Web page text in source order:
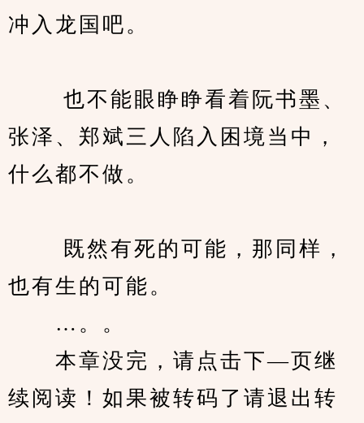
冲入龙国吧。
也不能眼睁睁看着阮书墨、
张泽、郑斌三人陷入困境当中，
什么都不做。
既然有死的可能，那同样，
也有生的可能。
…。。
本章没完，请点击下—页继
续阅读！如果被转码了请退出转